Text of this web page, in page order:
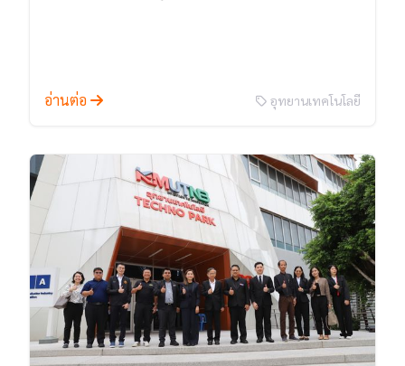
อ่านต่อ อุทยานเทคโนโลยี